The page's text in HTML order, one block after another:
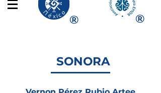
® ®
SONORA